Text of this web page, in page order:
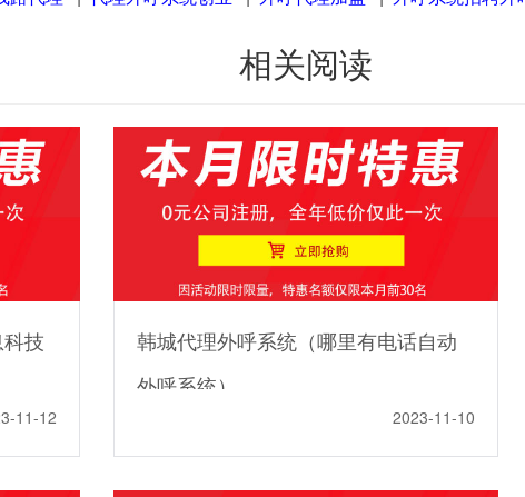
相关阅读
技
11-12
韩城代理外呼系统（哪里有电话自动
外呼系统）
2023-11-10